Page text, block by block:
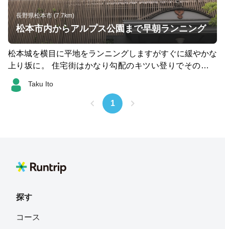
長野県松本市 (7.7km)
松本市内からアルプス公園まで早朝ランニング
松本城を横目に平地をランニングしますがすぐに緩やかな
上り坂に。 住宅街はかなり勾配のキツい登りでそのまま
アルプス公園まで。 帰りはひたすら下るルートになりま
す。 松本市内は都心の熱気は無く早朝は快適です。 (201
Taku Ito
1
探す
コース